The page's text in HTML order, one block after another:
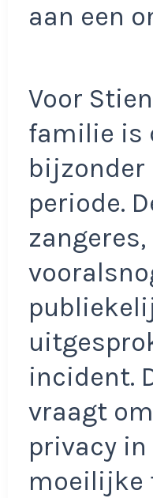
aan een
Voor
familie is
bijzonder
periode.
incident.
vraagt
privacy in
moeilijke